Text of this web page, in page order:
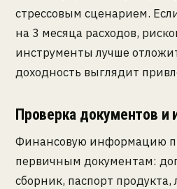
стрессовым сценарием.
на 3 месяца расходов,
инструменты лучше
доходность выглядит
Проверка документов и
Финансовую информацию
первичным документам:
сборник, паспорт